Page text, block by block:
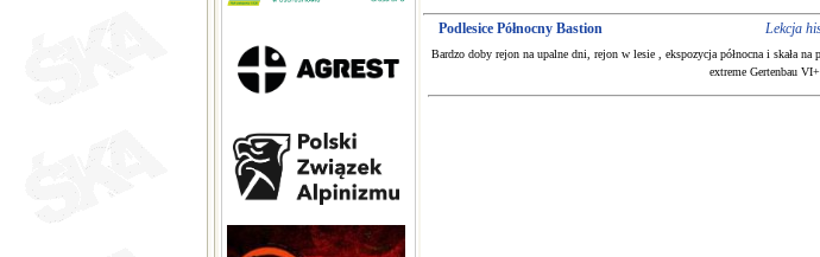
Podlesice Północny Bastion Lekcja
Bardzo doby rejon na upalne dni, rejon w lesie , ekspozycja północna i skała
extreme Gertenbau